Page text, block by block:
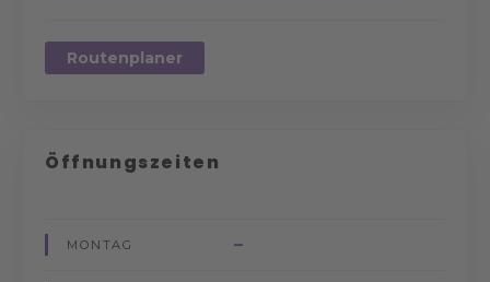
Routenplaner
Öffnungszeiten
MONTAG –